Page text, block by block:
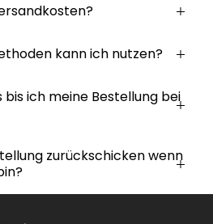
kann ich nutzen?
ich meine Bestellung bei
zurückschicken wenn